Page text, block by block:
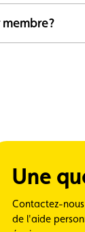
Une
Contactez-
de l'aide